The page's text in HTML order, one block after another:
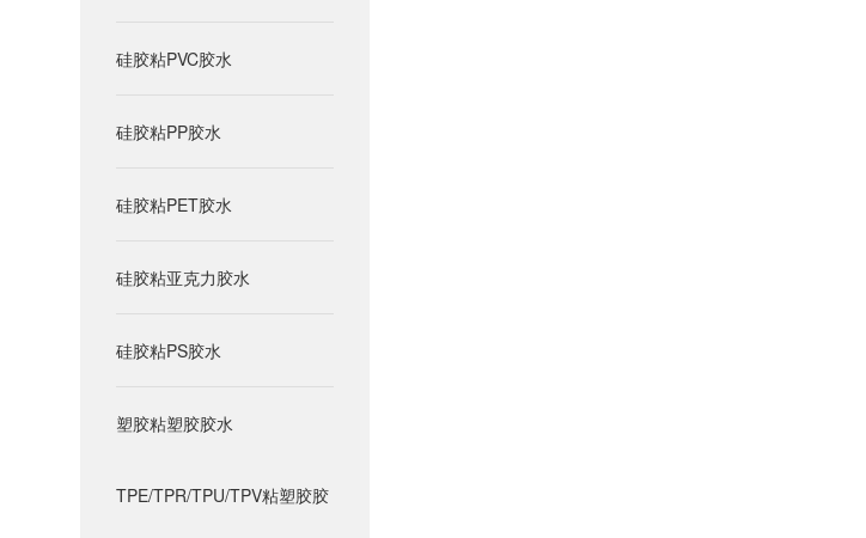
硅胶粘PVC胶水
硅胶粘PP胶水
硅胶粘PET胶水
硅胶粘亚克力胶水
硅胶粘PS胶水
塑胶粘塑胶胶水
TPE/TPR/TPU/TPV粘塑胶胶